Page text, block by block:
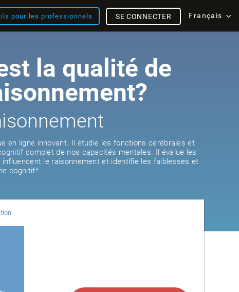
pour les professionnels Français
SE CONNECTER
la qualité de
en ligne innovant. Il étudie les fonctions cérébrales et
complet de nos capacités mentales. Il évalue les
le raisonnement et identifie les faiblesses et
cognitif*.